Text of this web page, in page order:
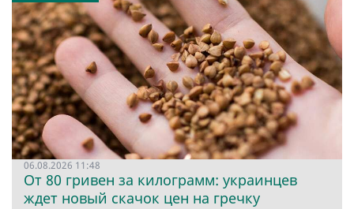
06.08.2026 11:48
От 80 гривен за килограмм: украинцев
ждет новый скачок цен на гречку